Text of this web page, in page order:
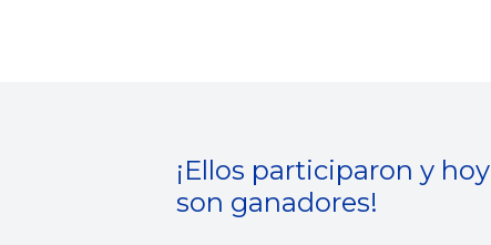
¡Ellos participaron y hoy
son ganadores!